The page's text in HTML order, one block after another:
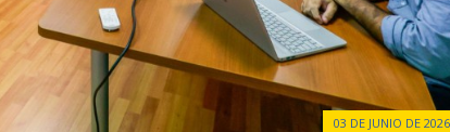
03 DE JUNIO DE